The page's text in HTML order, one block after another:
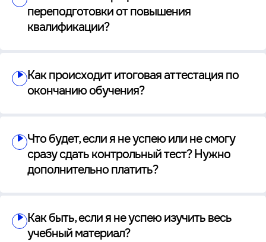
переподготовки от повышения
квалификации?
Как происходит итоговая аттестация по
окончанию обучения?
Что будет, если я не успею или не смогу
сразу сдать контрольный тест? Нужно
дополнительно платить?
Как быть, если я не успею изучить весь
учебный материал?